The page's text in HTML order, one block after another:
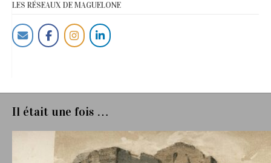
LES RÉSEAUX DE MAGUELONE
Il était une fois …